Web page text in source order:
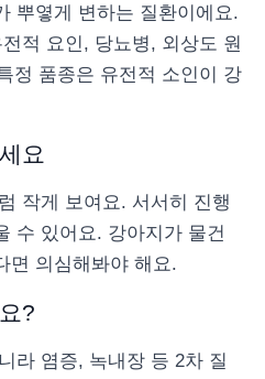
뿌옇게 변하는 질환이에요.
적 요인, 당뇨병, 외상도 원
정 품종은 유전적 소인이 강
요
작게 보여요. 서서히 진행
수 있어요. 강아지가 물건
면 의심해봐야 해요.
?
라 염증, 녹내장 등 2차 질